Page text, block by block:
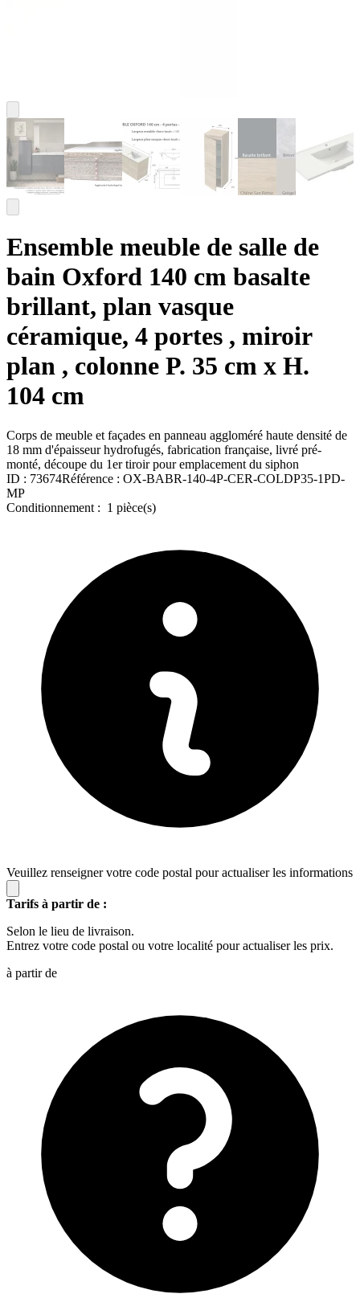
Ensemble meuble de salle de
bain Oxford 140 cm basalte
brillant, plan vasque
céramique, 4 portes , miroir
plan , colonne P. 35 cm x H.
104 cm
Corps de meuble et façades en panneau aggloméré haute densité de
18 mm d'épaisseur hydrofugés, fabrication française, livré pré-
monté, découpe du 1er tiroir pour emplacement du siphon
ID : 73674Référence : OX-BABR-140-4P-CER-COLDP35-1PD-
MP
Conditionnement : 1 pièce(s)
Veuillez renseigner votre code postal pour actualiser les informations
Tarifs à partir de :
Selon le lieu de livraison.
Entrez votre code postal ou votre localité pour actualiser les prix.
à partir de